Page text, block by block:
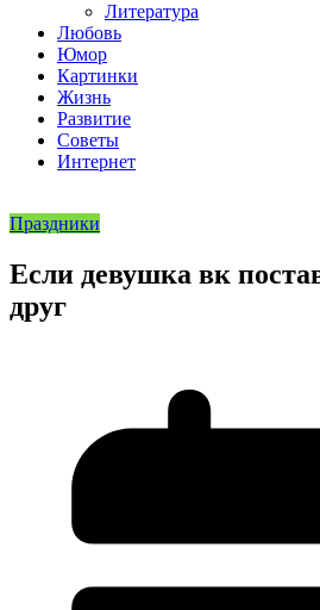
Литература
Любовь
Юмор
Картинки
Жизнь
Развитие
Советы
Интернет
Праздники
Если девушка вк
друг